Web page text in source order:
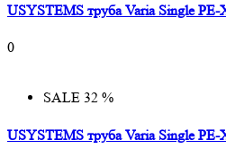
USYSTEMS труба Varia Single PE-
0
SALE 32 %
USYSTEMS труба Varia Single PE-